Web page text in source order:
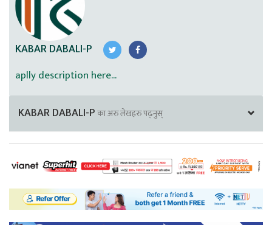
KABAR DABALI-P
aplly description here...
KABAR DABALI-Pका अरु लेखहरु पढ्नुस्